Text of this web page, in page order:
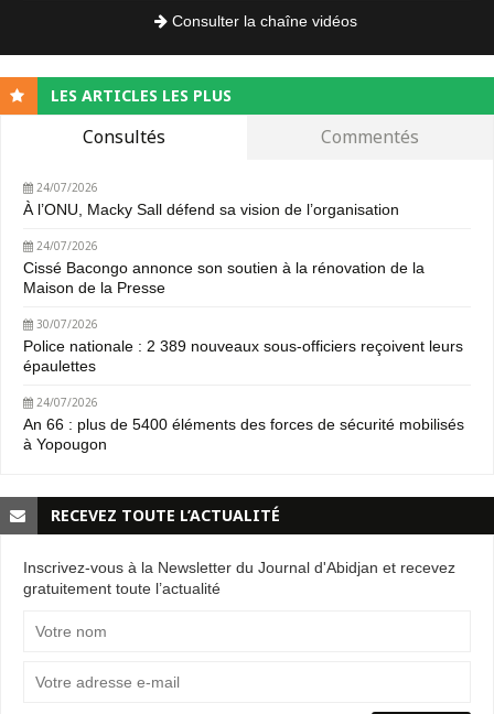
Consulter la chaîne vidéos
LES ARTICLES LES PLUS
Consultés Commentés
24/07/2026
À l’ONU, Macky Sall défend sa vision de l’organisation
24/07/2026
Cissé Bacongo annonce son soutien à la rénovation de la
Maison de la Presse
30/07/2026
Police nationale : 2 389 nouveaux sous-officiers reçoivent leurs
épaulettes
24/07/2026
An 66 : plus de 5400 éléments des forces de sécurité mobilisés
à Yopougon
RECEVEZ TOUTE L’ACTUALITÉ
Inscrivez-vous à la Newsletter du Journal d'Abidjan et recevez
gratuitement toute l’actualité